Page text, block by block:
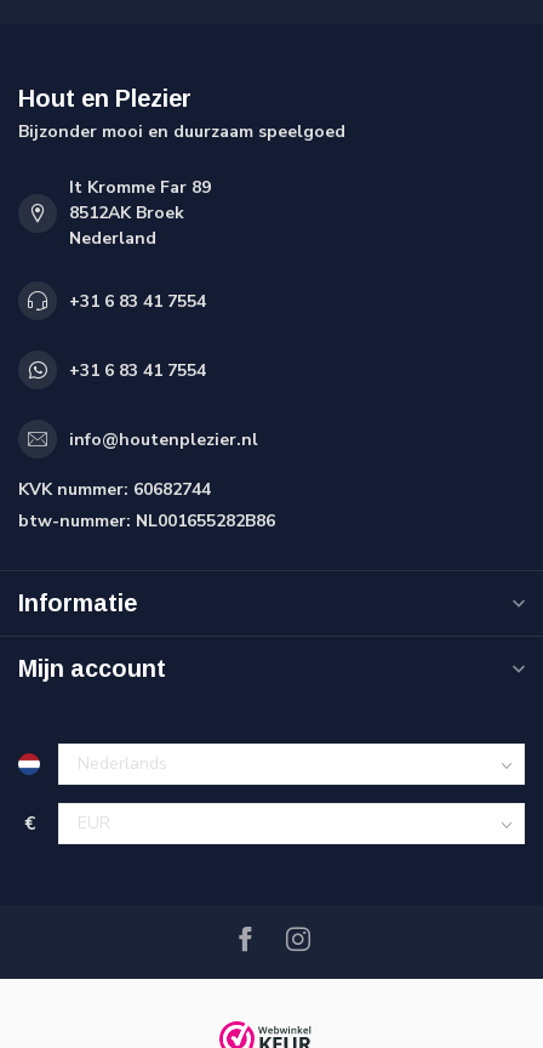
Hout en Plezier
Bijzonder mooi en duurzaam speelgoed
It Kromme Far 89
8512AK Broek
Nederland
+31 6 83 41 7554
+31 6 83 41 7554
info@houtenplezier.nl
KVK nummer: 60682744
btw-nummer: NL001655282B86
Informatie
Mijn account
€